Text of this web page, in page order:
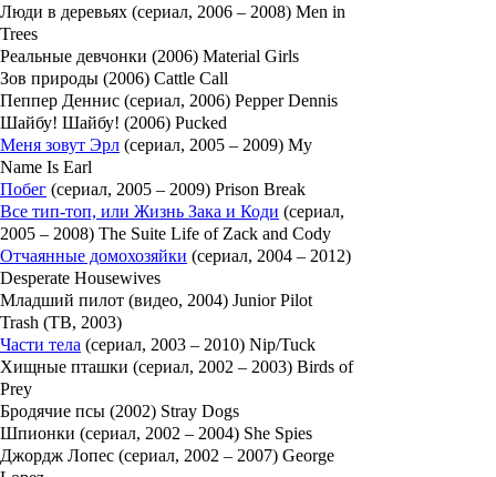
Люди в деревьях (сериал, 2006 – 2008) Men in
Trees
Реальные девчонки (2006) Material Girls
Зов природы (2006) Cattle Call
Пеппер Деннис (сериал, 2006) Pepper Dennis
Шайбу! Шайбу! (2006) Pucked
Меня зовут Эрл (сериал, 2005 – 2009) My
Name Is Earl
Побег (сериал, 2005 – 2009) Prison Break
Все тип-топ, или Жизнь Зака и Коди (сериал,
2005 – 2008) The Suite Life of Zack and Cody
Отчаянные домохозяйки (сериал, 2004 – 2012)
Desperate Housewives
Младший пилот (видео, 2004) Junior Pilot
Trash (ТВ, 2003)
Части тела (сериал, 2003 – 2010) Nip/Tuck
Хищные пташки (сериал, 2002 – 2003) Birds of
Prey
Бродячие псы (2002) Stray Dogs
Шпионки (сериал, 2002 – 2004) She Spies
Джордж Лопес (сериал, 2002 – 2007) George